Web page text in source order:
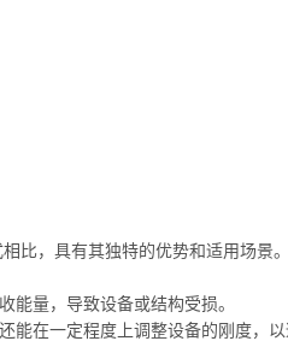
比，具有其独特的优势和适用场景。
量，导致设备或结构受损。
在一定程度上调整设备的刚度，以